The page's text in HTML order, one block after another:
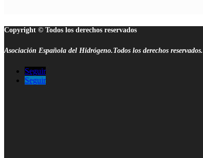
Copyright © Todos los derechos reservados
Asociación Española del Hidrógeno.Todos los derechos reservados.
Seguir
Seguir